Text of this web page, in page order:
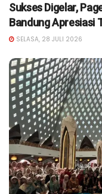
Sukses Digelar,
Bandung Apresiasi
SELASA, 28 JULI 2026